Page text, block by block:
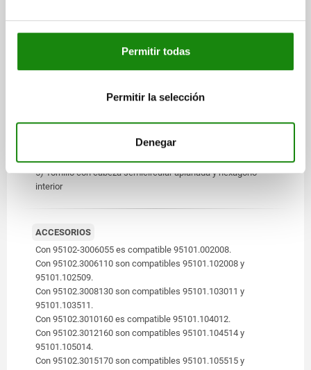
Permitir todas
Permitir la selección
Denegar
Forma D: versión corta.
INDICACIÓN SOBRE EL DIBUJO
4) Tuerca hexagonal
5) Tornillo con cabeza semicircular aplanada y hexágono
interior
ACCESORIOS
Con 95102-3006055 es compatible 95101.002008.
Con 95102.3006110 son compatibles 95101.102008 y
95101.102509.
Con 95102.3008130 son compatibles 95101.103011 y
95101.103511.
Con 95102.3010160 es compatible 95101.104012.
Con 95102.3012160 son compatibles 95101.104514 y
95101.105014.
Con 95102.3015170 son compatibles 95101.105515 y